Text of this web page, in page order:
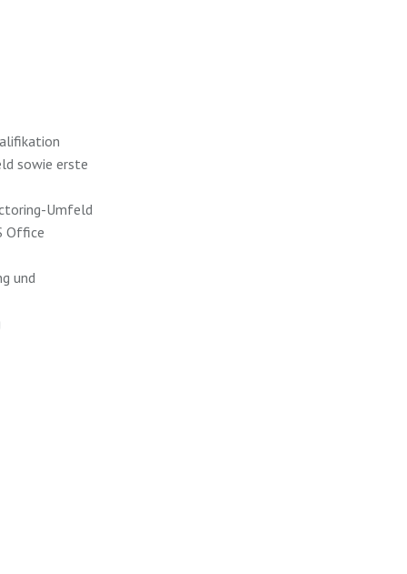
sowie erste
Umfeld
Office
und